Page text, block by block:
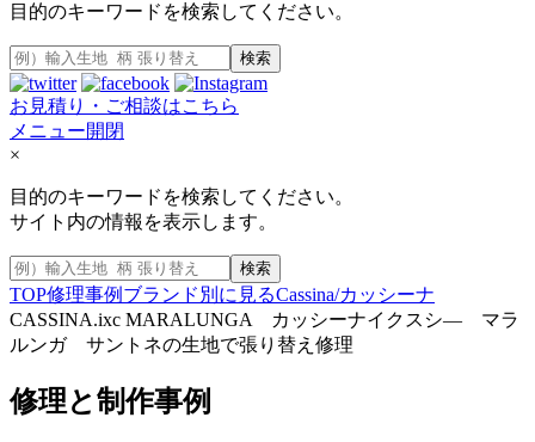
目的のキーワードを検索してください。
検索
お見積り・ご相談はこちら
メニュー開閉
×
目的のキーワードを検索してください。
サイト内の情報を表示します。
検索
TOP修理事例 ブランド別に見るCassina/カッシーナ
CASSINA.ixc MARALUNGA カッシーナイクスシ― マラ
ルンガ サントネの生地で張り替え修理
修理と制作事例